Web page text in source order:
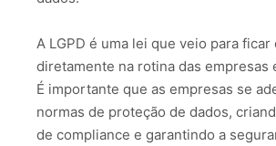
A LGPD é uma lei que veio para ficar
diretamente na rotina das empresas
É importante que as empresas se
normas de proteção de dados,
de compliance e garantindo a